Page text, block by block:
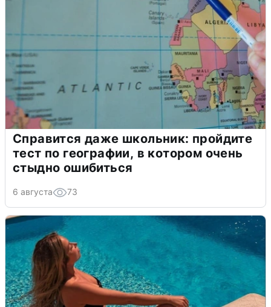
Справится даже школьник: пройдите
тест по географии, в котором очень
стыдно ошибиться
6 августа 73